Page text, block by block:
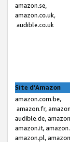
amazon.se,
amazon.co.uk,
audible.co.uk
Site d’Amazon
amazon.com.be,
amazon.fr,
audible.de,
amazon.it,
amazon.pl,